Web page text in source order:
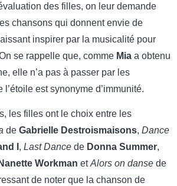
des filles, on leur demande
chansons qui donnent envie de
inspirer par la musicalité pour
se rappelle que, comme Mia a obtenu
elle n’a pas à passer par les
est synonyme d’immunité.
les filles ont le choix entre les
de Gabrielle Destroismaisons, Dance
I , Last Dance de Donna Summer,
Nanette Workman etAlors on danse de
de noter que la chanson de